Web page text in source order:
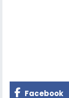
Facebook